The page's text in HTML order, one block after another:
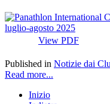
View PDF
Published in Notizie dai
Read more...
Inizio